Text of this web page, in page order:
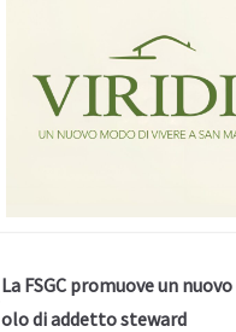
La FSGC promuove un
olo di addetto steward